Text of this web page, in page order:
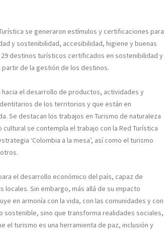
se generaron estímulos y certificaciones para
y sostenibilidad, accesibilidad, higiene y buenas
destinos turísticos certificados en sostenibilidad y
partir de la gestión de los destinos.
el desarrollo de productos, actividades y
de los territorios y que están en
Se destacan los trabajos en Turismo de naturaleza
se contempla el trabajo con la Red Turística
‘Colombia a la mesa’, así como el turismo
el desarrollo económico del país, capaz de
Sin embargo, más allá de su impacto
en armonía con la vida, con las comunidades y con
sino que transforma realidades sociales,
el turismo es una herramienta de paz, inclusión y